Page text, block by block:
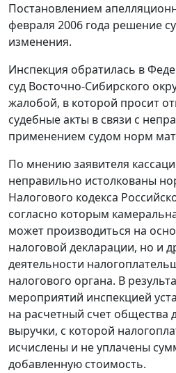
Постановлением
февраля 2006 года решение
изменения.
Инспекция обратилась в
суд Восточно-Сибирского
жалобой, в которой просит
судебные акты в связи с
применением судом норм
По мнению заявителя
неправильно истолкованы
Налогового кодекса
согласно которым
может производиться на
налоговой декларации, но и
деятельности
налогового органа. В
мероприятий инспекцией
на расчетный счет общества
выручки, с которой
исчислены и не уплачены
добавленную стоимость.